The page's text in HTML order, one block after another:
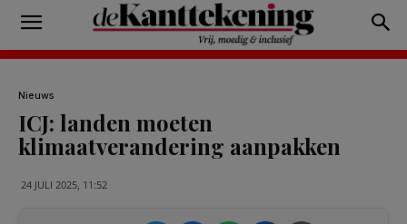
Nieuws
ICJ: landen moeten
klimaatverandering aanpakken
24 JULI 2025, 11:52